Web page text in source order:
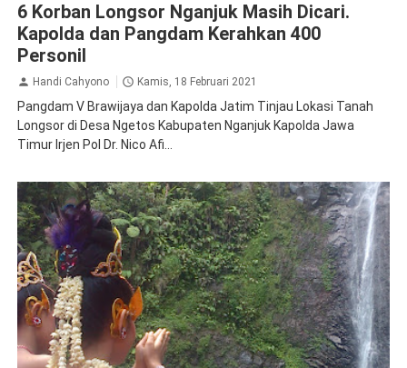
6 Korban Longsor Nganjuk Masih Dicari.
Kapolda dan Pangdam Kerahkan 400
Personil
Handi Cahyono Kamis, 18 Februari 2021
Pangdam V Brawijaya dan Kapolda Jatim Tinjau Lokasi Tanah
Longsor di Desa Ngetos Kabupaten Nganjuk Kapolda Jawa
Timur Irjen Pol Dr. Nico Afi...